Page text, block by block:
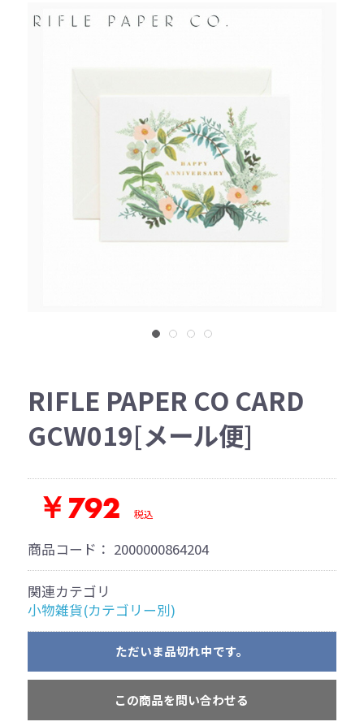
RIFLE PAPER CO CARD
GCW019[メール便]
￥792 税込
商品コード： 2000000864204
関連カテゴリ
小物雑貨(カテゴリー別)
ただいま品切れ中です。
この商品を問い合わせる